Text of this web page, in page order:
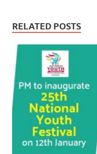
s
A
b
o
o
k
er
RELATED POSTS